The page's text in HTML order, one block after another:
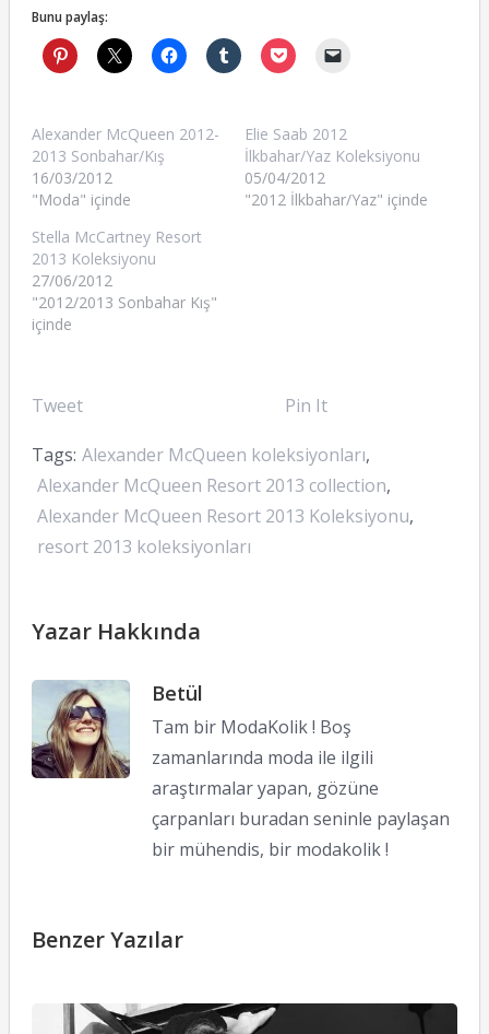
Bunu paylaş:
Alexander McQueen 2012-
2013 Sonbahar/Kış
16/03/2012
"Moda" içinde
Elie Saab 2012
İlkbahar/Yaz Koleksiyonu
05/04/2012
"2012 İlkbahar/Yaz" içinde
Stella McCartney Resort
2013 Koleksiyonu
27/06/2012
"2012/2013 Sonbahar Kış"
içinde
Tweet Pin It
Tags: Alexander McQueen koleksiyonları,
Alexander McQueen Resort 2013 collection,
Alexander McQueen Resort 2013 Koleksiyonu,
resort 2013 koleksiyonları
Yazar Hakkında
Betül
Tam bir ModaKolik ! Boş
zamanlarında moda ile ilgili
araştırmalar yapan, gözüne
çarpanları buradan seninle paylaşan
bir mühendis, bir modakolik !
Benzer Yazılar